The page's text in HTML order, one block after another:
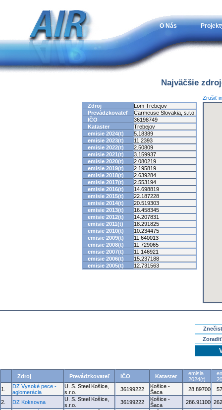
O Nás
Najväčšie
Zrušiť
Zdroj
Lom Trebejov
Prevádzkovateľ
Carmeuse Slovakia, s.r.o.
IČO
36198749
Kataster
Trebejov
emisie 2024(t)
5.18389
emisie 2023(t)
11.2393
emisie 2022(t)
2.50809
emisie 2021(t)
3.159937
emisie 2020(t)
2.080219
emisie 2019(t)
2.195819
emisie 2018(t)
2.639284
emisie 2017(t)
2.553194
emisie 2016(t)
14.698819
emisie 2015(t)
22.187228
emisie 2014(t)
20.519303
emisie 2013(t)
16.458345
emisie 2012(t)
14.207831
emisie 2011(t)
18.291825
emisie 2010(t)
10.234475
emisie 2009(t)
11.640013
emisie 2008(t)
11.729065
emisie 2007(t)
11.146921
emisie 2006(t)
15.237188
emisie 2005(t)
12.731563
Zdroj Prevádzkovateľ IČO Kataster
emisia
2024(t)
1.
DZ Vysoké pece -
aglomerácia
U. S. Steel Košice,
s.r.o.
36199222
Košice -
Šaca
28.89700
2. DZ Koksovna
U. S. Steel Košice,
s.r.o.
36199222
Košice -
Šaca
286.91100